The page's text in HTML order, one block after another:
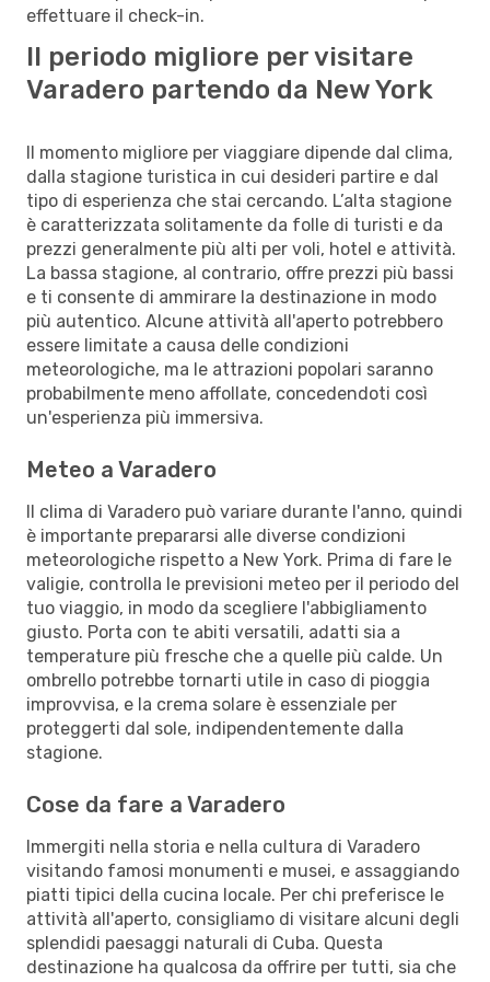
effettuare il check-in.
Il periodo migliore per visitare
Varadero partendo da New York
Il momento migliore per viaggiare dipende dal clima,
dalla stagione turistica in cui desideri partire e dal
tipo di esperienza che stai cercando. L’alta stagione
è caratterizzata solitamente da folle di turisti e da
prezzi generalmente più alti per voli, hotel e attività.
La bassa stagione, al contrario, offre prezzi più bassi
e ti consente di ammirare la destinazione in modo
più autentico. Alcune attività all'aperto potrebbero
essere limitate a causa delle condizioni
meteorologiche, ma le attrazioni popolari saranno
probabilmente meno affollate, concedendoti così
un'esperienza più immersiva.
Meteo a Varadero
Il clima di Varadero può variare durante l'anno, quindi
è importante prepararsi alle diverse condizioni
meteorologiche rispetto a New York. Prima di fare le
valigie, controlla le previsioni meteo per il periodo del
tuo viaggio, in modo da scegliere l'abbigliamento
giusto. Porta con te abiti versatili, adatti sia a
temperature più fresche che a quelle più calde. Un
ombrello potrebbe tornarti utile in caso di pioggia
improvvisa, e la crema solare è essenziale per
proteggerti dal sole, indipendentemente dalla
stagione.
Cose da fare a Varadero
Immergiti nella storia e nella cultura di Varadero
visitando famosi monumenti e musei, e assaggiando
piatti tipici della cucina locale. Per chi preferisce le
attività all'aperto, consigliamo di visitare alcuni degli
splendidi paesaggi naturali di Cuba. Questa
destinazione ha qualcosa da offrire per tutti, sia che